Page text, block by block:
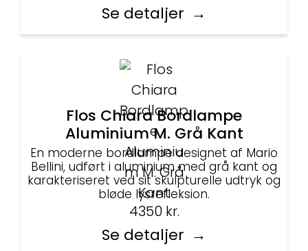
Se detaljer
Flos Chiara Bordlampe
Aluminium M. Grå Kant
En moderne bordlampe designet af Mario
Bellini, udført i aluminium med grå kant og
karakteriseret ved sit skulpturelle udtryk og
bløde lysrefleksion.
4350 kr.
Se detaljer